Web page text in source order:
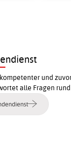
und
alle Fragen